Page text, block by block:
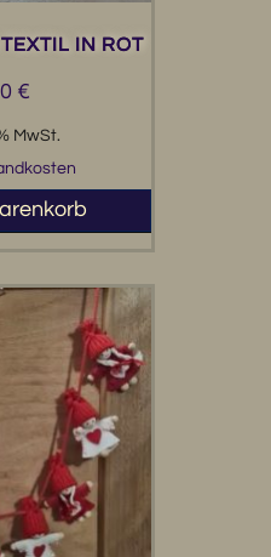
IN ROT
€
MwSt.